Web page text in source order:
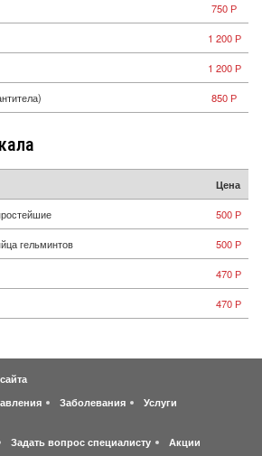
750 Р
1 200 Р
1 200 Р
850 Р
Цена
500 Р
гельминтов 500 Р
470 Р
470 Р
Заболевания
Услуги
Задать вопрос специалисту Акции